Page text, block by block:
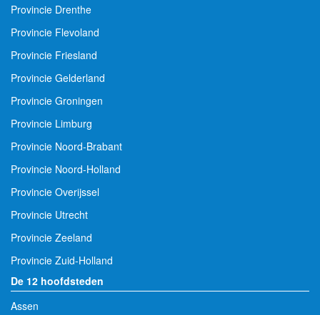
Provincie Drenthe
Provincie Flevoland
Provincie Friesland
Provincie Gelderland
Provincie Groningen
Provincie Limburg
Provincie Noord-Brabant
Provincie Noord-Holland
Provincie Overijssel
Provincie Utrecht
Provincie Zeeland
Provincie Zuid-Holland
De 12 hoofdsteden
Assen